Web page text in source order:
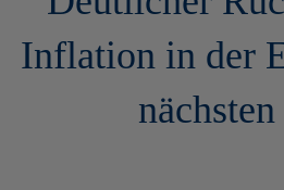
Inflation in der